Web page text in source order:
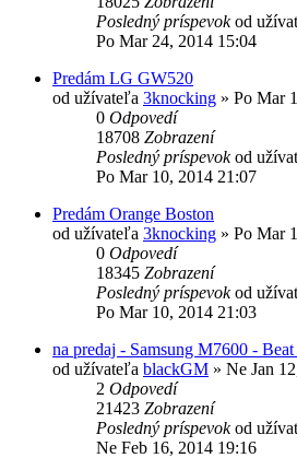
Posledný príspevokod
Po Mar 24, 2014 15:04
Predám LG GW520
od užívateľa 3knocking » Po Mar
0 Odpovedí
18708 Zobrazení
Posledný príspevokod
Po Mar 10, 2014 21:07
Predám Orange Boston
od užívateľa 3knocking » Po Mar
0 Odpovedí
18345 Zobrazení
Posledný príspevokod
Po Mar 10, 2014 21:03
na predaj - Samsung M7600 -
od užívateľa blackGM » Ne Jan
2 Odpovedí
21423 Zobrazení
Posledný príspevokod
Ne Feb 16, 2014 19:16